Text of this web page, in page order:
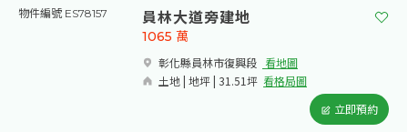
物件編號 ES78157 員林大道旁建地
彰化縣員林市復興段​ 看地圖
土地 | 地坪 | 31.51坪 看格局圖
1065 萬
立即預約